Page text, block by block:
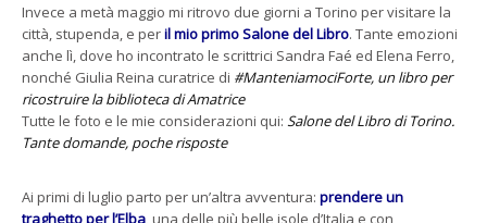
Invece a metà maggio mi ritrovo due giorni a Torino per visitare la
città, stupenda, e peril mio primo Salone del Libro. Tante emozioni
anche lì, dove ho incontrato le scrittrici Sandra Faé ed Elena Ferro,
nonché Giulia Reina curatrice di #ManteniamociForte, un libro per
ricostruire la biblioteca di Amatrice
Tutte le foto e le mie considerazioni qui: Salone del Libro di Torino.
Tante domande, poche risposte
Ai primi di luglio parto per un’altra avventura: prendere un
traghetto per l’Elba , una delle più belle isole d’Italia e con